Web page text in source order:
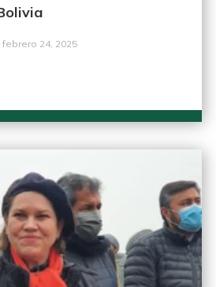
febrero 24, 2025